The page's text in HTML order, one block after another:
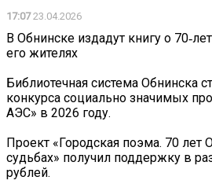
17:0723.04.2026
В Обнинске издадут книгу о
его жителях
Библиотечная система Обнинска
конкурса социально значимых
АЭС» в 2026 году.
Проект «Городская поэма. 70 лет
судьбах» получил поддержку в
рублей.